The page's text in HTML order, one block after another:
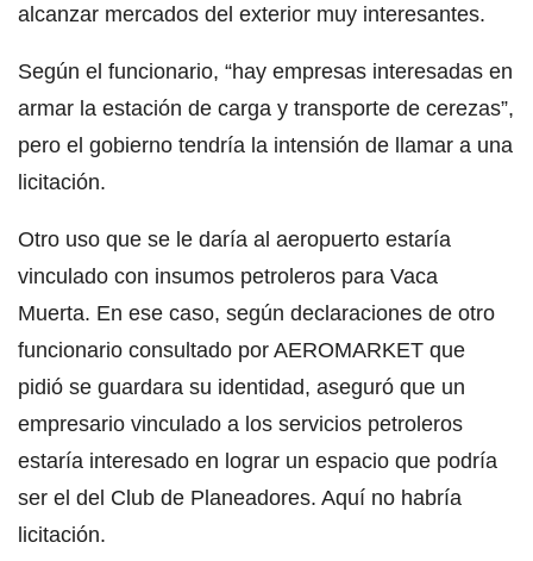
alcanzar mercados del exterior muy interesantes.
Según el funcionario, “hay empresas interesadas en
armar la estación de carga y transporte de cerezas”,
pero el gobierno tendría la intensión de llamar a una
licitación.
Otro uso que se le daría al aeropuerto estaría
vinculado con insumos petroleros para Vaca
Muerta. En ese caso, según declaraciones de otro
funcionario consultado por AEROMARKET que
pidió se guardara su identidad, aseguró que un
empresario vinculado a los servicios petroleros
estaría interesado en lograr un espacio que podría
ser el del Club de Planeadores. Aquí no habría
licitación.